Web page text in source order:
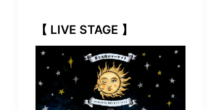
【 LIVE STAGE 】